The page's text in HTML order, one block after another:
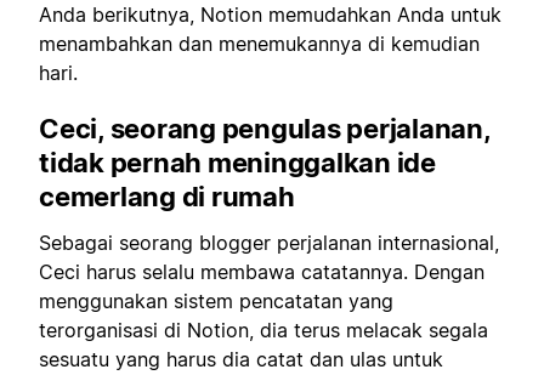
Anda berikutnya, Notion memudahkan Anda untuk
menambahkan dan menemukannya di kemudian
hari.
Ceci, seorang pengulas perjalanan,
tidak pernah meninggalkan ide
cemerlang di rumah
Sebagai seorang blogger perjalanan internasional,
Ceci harus selalu membawa catatannya. Dengan
menggunakan sistem pencatatan yang
terorganisasi di Notion, dia terus melacak segala
sesuatu yang harus dia catat dan ulas untuk